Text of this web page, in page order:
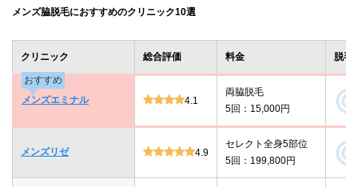
メンズ脇脱毛におすすめのクリニック10選
クリニック 総合評価 料金 脱毛
おすすめ
メンズエミナル
4.1
両脇脱毛
5回：15,000円
メンズリゼ 4.9
セレクト全身5部位
5回：199,800円